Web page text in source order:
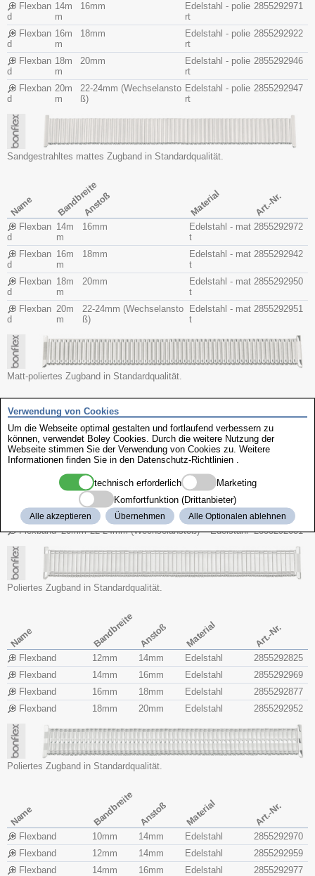
Flexban
d
14m
m
16mm
Edelstahl - polie
rt
2855292971
Flexban
d
16m
m
18mm
Edelstahl - polie
rt
2855292922
Flexban
d
18m
m
20mm
Edelstahl - polie
rt
2855292946
Flexban
d
20m
m
22-24mm (Wechselansto
ß)
Edelstahl - polie
rt
2855292947
Sandgestrahltes mattes Zugband in Standardqualität.
Name Bandbreite
Anstoß Material Art.-Nr.
Flexban
d
14m
m
16mm
Edelstahl - mat
t
2855292972
Flexban
d
16m
m
18mm
Edelstahl - mat
t
2855292942
Flexban
d
18m
m
20mm
Edelstahl - mat
t
2855292950
Flexban
d
20m
m
22-24mm (Wechselansto
ß)
Edelstahl - mat
t
2855292951
Matt-poliertes Zugband in Standardqualität.
Name BandbreiteAnstoß Material Art.-Nr.
Flexband 10mm 12mm Edelstahl
2855292634
Flexband 12mm 14mm Edelstahl
14mm 16mm Edelstahl 2855292974
16mm 18mm Edelstahl
Flexband 18mm 20mm Edelstahl
2855292632
Flexband 20mm 22-24mm (Wechselanstoß) Edelstahl 2855292631
Poliertes Zugband in Standardqualität.
Name Bandbreite Anstoß Material Art.-Nr.
Flexband 12mm 14mm Edelstahl
2855292825
Flexband
14mm 16mm Edelstahl
2855292969
Flexband
16mm 18mm Edelstahl
2855292877
Flexband
18mm 20mm Edelstahl 2855292952
Poliertes Zugband in Standardqualität.
Name Bandbreite Anstoß Material Art.-Nr.
Flexband 10mm 14mm Edelstahl
2855292970
Flexband
12mm 14mm Edelstahl
2855292959
Flexband
14mm 16mm Edelstahl
2855292977
Verwendung von Cookies
Um die Webseite optimal gestalten und fortlaufend verbessern zu
können, verwendet Boley Cookies. Durch die weitere Nutzung der
Webseite stimmen Sie der Verwendung von Cookies zu. Weitere
Informationen finden Sie in den Datenschutz-Richtlinien
technisch erforderlich
Marketing
Komfortfunktion (Drittanbieter)
Alle akzeptieren Übernehmen Alle Optionalen ablehnen